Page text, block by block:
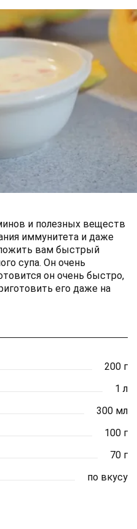
и полезных веществ
иммунитета и даже
вам быстрый
супа. Он очень
он очень быстро,
его даже на
200 г
1 л
300 мл
100 г
70 г
по вкусу